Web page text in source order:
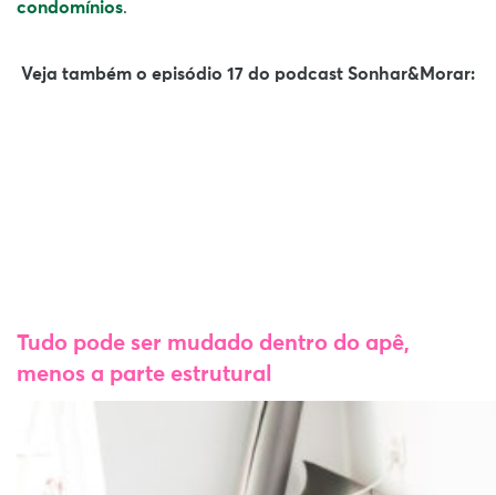
condomínios.
Veja também o episódio 17 do podcast Sonhar&Morar:
Tudo pode ser mudado dentro do apê,
menos a parte estrutural